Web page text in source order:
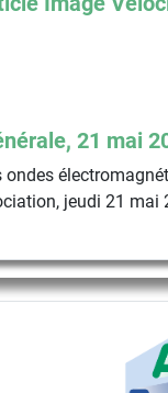
21 mai
jeudi 21 mai